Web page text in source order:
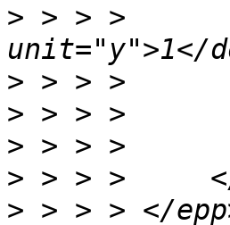
> > > >
>
>
>
>
>